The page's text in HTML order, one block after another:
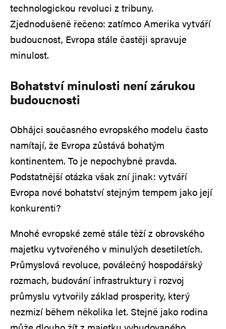
technologickou revoluci z tribuny.
Zjednodušeně řečeno: zatímco Amerika vytváří
budoucnost, Evropa stále častěji spravuje
minulost.
Bohatství minulosti není zárukou
budoucnosti
Obhájci současného evropského modelu často
namítají, že Evropa zůstává bohatým
kontinentem. To je nepochybně pravda.
Podstatnější otázka však zní jinak: vytváří
Evropa nové bohatství stejným tempem jako její
konkurenti?
Mnohé evropské země stále těží z obrovského
majetku vytvořeného v minulých desetiletích.
Průmyslová revoluce, poválečný hospodářský
rozmach, budování infrastruktury i rozvoj
průmyslu vytvořily základ prosperity, který
nezmizí během několika let. Stejně jako rodina